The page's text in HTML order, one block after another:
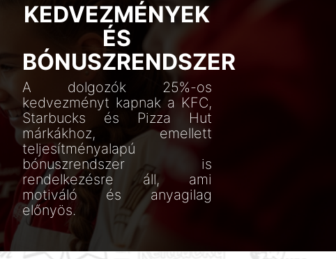
KEDVEZMÉNYEK
ÉS
BÓNUSZRENDSZER
A dolgozók 25%-os
kedvezményt kapnak a KFC,
Starbucks és Pizza Hut
márkákhoz, emellett
teljesítményalapú
bónuszrendszer is
rendelkezésre áll, ami
motiváló és anyagilag
előnyös.